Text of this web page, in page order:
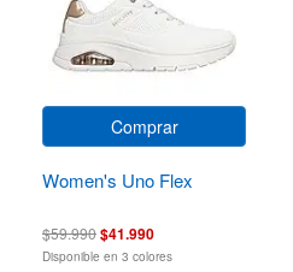
Comprar
Women's Uno Flex
$59.990$41.990
Disponible en 3 colores